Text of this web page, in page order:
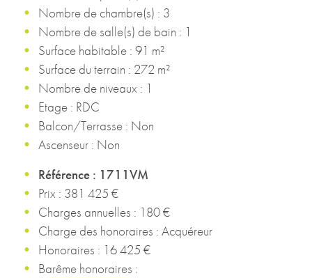
Nombre de chambre(s) : 3
Nombre de salle(s) de bain : 1
Surface habitable : 91 m²
Surface du terrain : 272 m²
Nombre de niveaux : 1
Etage : RDC
Balcon/Terrasse : Non
Ascenseur : Non
Référence : 1711VM
Prix : 381 425 €
Charges annuelles : 180 €
Charge des honoraires : Acquéreur
Honoraires : 16 425 €
Barême honoraires :